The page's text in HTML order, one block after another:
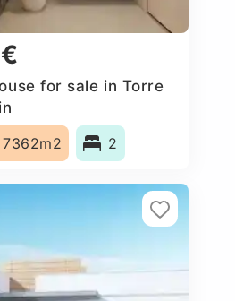
for sale in Torre
7362m2 2